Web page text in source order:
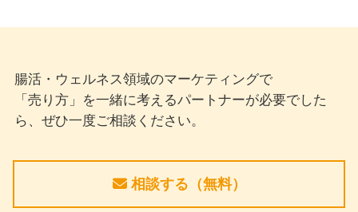
腸活・ウェルネス領域のマーケティングで
「売り方」を一緒に考えるパートナーが必要でした
ら、ぜひ一度ご相談ください。
相談する（無料）